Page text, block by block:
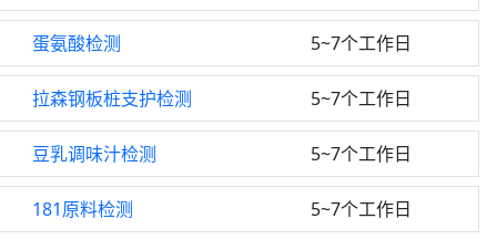
蛋氨酸检测 5~7个工作日
拉森钢板桩支护检测 5~7个工作日
豆乳调味汁检测 5~7个工作日
181原料检测 5~7个工作日